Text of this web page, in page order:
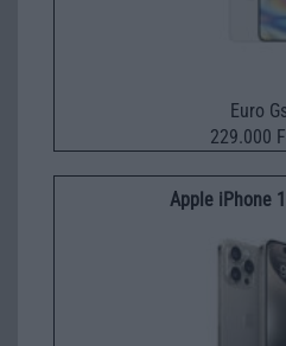
Euro
229.000
Apple iPhone